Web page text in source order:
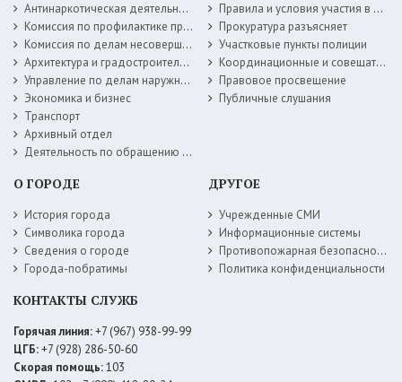
Антинаркотическая деятельность
Комиссия по профилактике правонарушений
Комиссия по делам несовершеннолетних
Архитектура и градостроительство
Управление по делам наружной рекламы
Экономика и бизнес
Транспорт
Архивный отдел
Деятельность по обращению с животными без владельцев
Правила и условия участия в жилищных программах
Прокуратура разъясняет
Участковые пункты полиции
Координационные и совещательные органы
Правовое просвещение
Публичные слушания
О ГОРОДЕ
История города
Символика города
Сведения о городе
Города-побратимы
ДРУГОЕ
Учрежденные СМИ
Информационные системы
Противопожарная безопасность
Политика конфиденциальности
КОНТАКТЫ СЛУЖБ
Горячая линия:+7 (967) 938-99-99
ЦГБ:+7 (928) 286-50-60
Скорая помощь:103